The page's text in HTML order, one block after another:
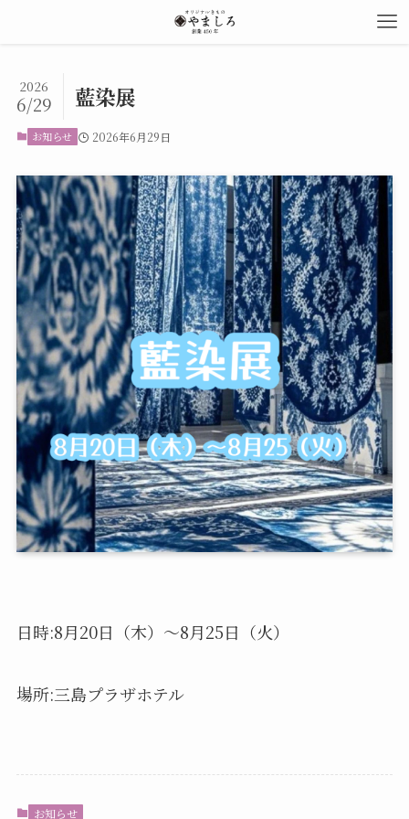
藍染展
2026
6/29
お知らせ 2026年6月29日
日時:8月20日（木）〜8月25日（火）
場所:三島プラザホテル
お知らせ